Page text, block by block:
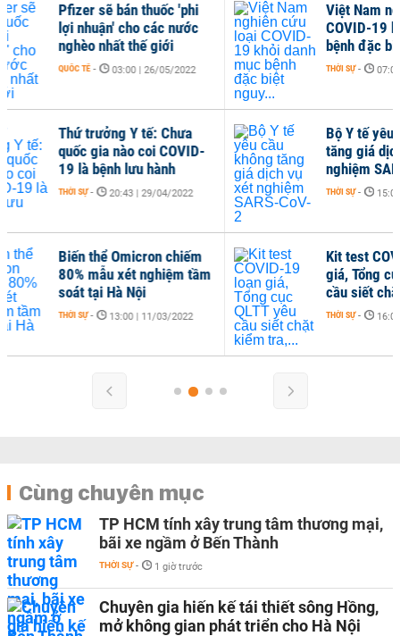
Việt Nam nghiên cứu loại
COVID-19 khỏi danh mục
bệnh đặc biệt nguy...
THỜI SỰ - 07:00 | 18/03/2022
Bộ Y tế yêu cầu không
tăng giá dịch vụ xét
nghiệm SARS-CoV-2
THỜI SỰ - 15:00 | 11/03/2022
Kit test COVID-19 loạn
giá, Tổng cục QLTT yêu
cầu siết chặt kiểm tra,...
THỜI SỰ - 16:00 | 23/02/2022
Cùng chuyên mục
TP HCM tính xây trung tâm thương mại,
bãi xe ngầm ở Bến Thành
THỜI SỰ - 1 giờ trước
Chuyên gia hiến kế tái thiết sông Hồng,
mở không gian phát triển cho Hà Nội